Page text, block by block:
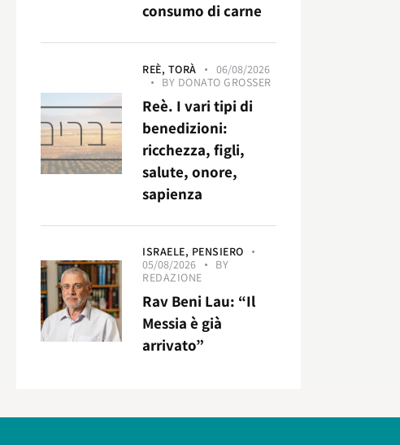
consumo di carne
REÈ, TORÀ
06/08/2026
BY DONATO GROSSER
Reè. I vari tipi di
benedizioni:
ricchezza, figli,
salute, onore,
sapienza
ISRAELE, PENSIERO
05/08/2026
BY
REDAZIONE
Rav Beni Lau: “Il
Messia è già
arrivato”